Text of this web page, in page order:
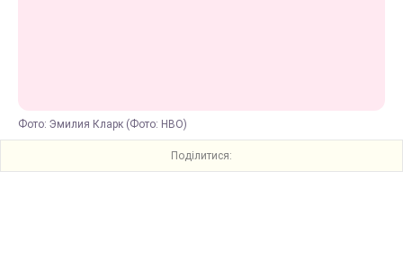
Фото: Эмилия Кларк (Фото: HBO)
Поділитися: